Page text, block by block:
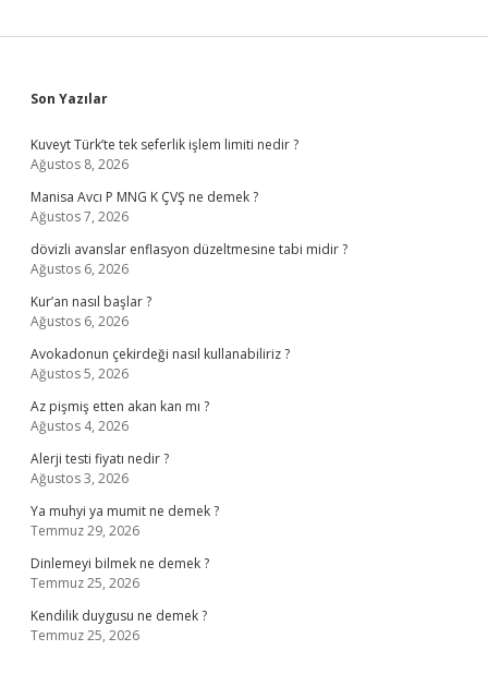
Sidebar
Son Yazılar
Kuveyt Türk’te tek seferlik işlem limiti nedir ?
Ağustos 8, 2026
Manisa Avcı P MNG K ÇVŞ ne demek ?
Ağustos 7, 2026
dövizli avanslar enflasyon düzeltmesine tabi midir ?
Ağustos 6, 2026
Kur’an nasıl başlar ?
Ağustos 6, 2026
Avokadonun çekirdeği nasıl kullanabiliriz ?
Ağustos 5, 2026
Az pişmiş etten akan kan mı ?
Ağustos 4, 2026
Alerji testi fiyatı nedir ?
Ağustos 3, 2026
Ya muhyi ya mumit ne demek ?
Temmuz 29, 2026
Dinlemeyi bilmek ne demek ?
Temmuz 25, 2026
Kendilik duygusu ne demek ?
Temmuz 25, 2026